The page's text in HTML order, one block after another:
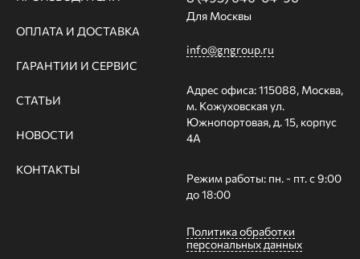
ОПЛАТА И ДОСТАВКА
ГАРАНТИИ И СЕРВИС
СТАТЬИ
НОВОСТИ
КОНТАКТЫ
Для Москвы
info@gngroup.ru
Адрес офиса: 115088, Москва,
м. Кожуховская ул.
Южнопортовая, д. 15, корпус
4А
Режим работы: пн. - пт. с 9:00
до 18:00
Политика обработки
персональных данных